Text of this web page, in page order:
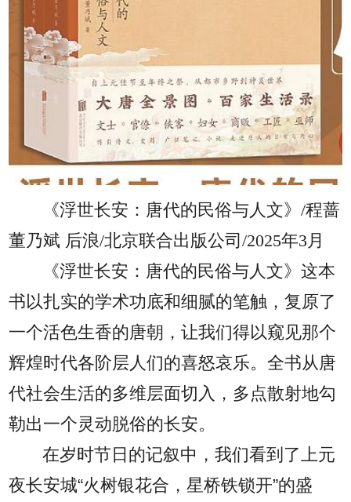
《浮世长安：唐代的民俗与人文》/程蔷
董乃斌 后浪/北京联合出版公司/2025年3月
《浮世长安：唐代的民俗与人文》这本
书以扎实的学术功底和细腻的笔触，复原了
一个活色生香的唐朝，让我们得以窥见那个
辉煌时代各阶层人们的喜怒哀乐。全书从唐
代社会生活的多维层面切入，多点散射地勾
勒出一个灵动脱俗的长安。
在岁时节日的记叙中，我们看到了上元
夜长安城“火树银花合，星桥铁锁开”的盛